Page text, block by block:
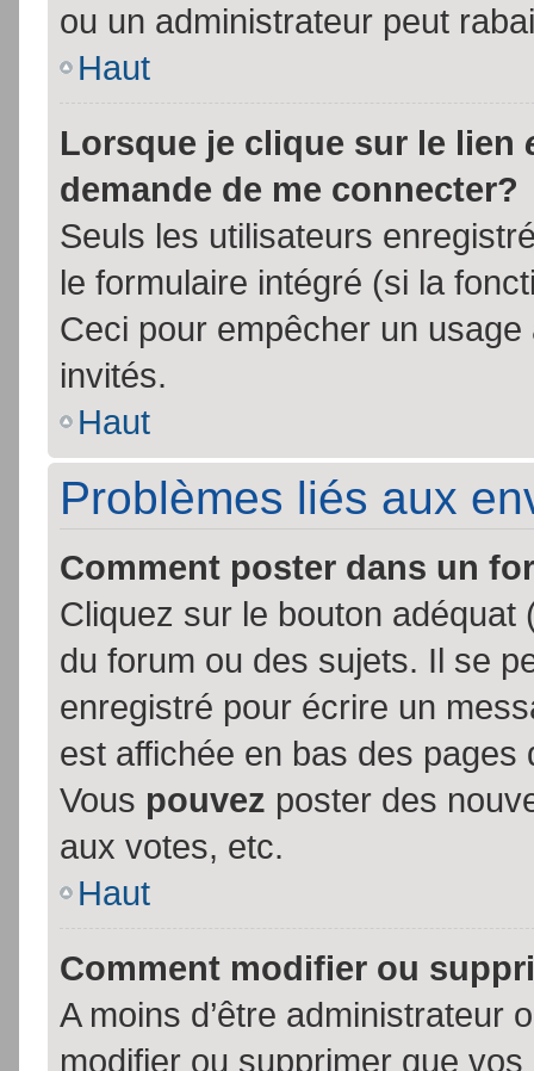
ou un administrateur peut
Haut
Lorsque je clique sur le lien
demande de me connecter?
Seuls les utilisateurs
le formulaire intégré (si la
Ceci pour empêcher un
invités.
Haut
Problèmes liés aux
Comment poster dans un
Cliquez sur le bouton
du forum ou des sujets. Il se
enregistré pour écrire un
est affichée en bas des
Vous pouvez poster des
aux votes, etc.
Haut
Comment modifier ou
A moins d’être administrateur
modifier ou supprimer que